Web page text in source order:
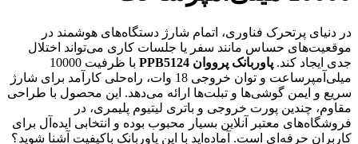
در دنیای پرتحرک فناوری، اتمام شارژ دستگاه‌های هوشمند در
موقعیت‌های حساس مانند سفر یا جلسات کاری می‌تواند اختلال
جدی ایجاد کند. پاوربانک پرووان PPB5124
با ظرفیت 10000
میلی‌آمپرساعت و توان خروجی 18 وات، راه‌حلی کارآمد برای شارژ
سریع و ایمن گوشی‌ها و تبلت‌ها ارائه می‌دهد. این محصول با طراحی
مقاوم، چندین پورت خروجی و باتری لیتیوم پلیمری، در
فروشگاه‌های معتبر آنلاین بسیار محبوب بوده و انتخابی ایده‌آل برای
کاربران حرفه‌ای است. آماده‌اید با این پاوربانک باکیفیت آشنا شوید؟